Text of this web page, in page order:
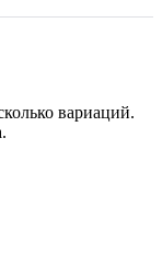
вариаций.